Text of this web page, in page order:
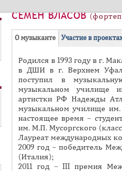
СЕМЕН ВЛАСОВ
Г
П
П
Л
Д
О музыканте(
а
к
т
и
в
н
а
я
в
Участие в
Родился в 1993 году в г.
в ДШИ в г. Верхнем
поступил в
музыкальном училище
артистки РФ Надежды
музыкальном училище
настоящее время –
им. М.П. Мусоргского
Лауреат международных
2009 год – победитель
(Италия);
2011 год – III премия